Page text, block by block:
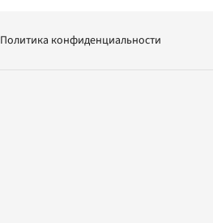
Политика конфиденциальности